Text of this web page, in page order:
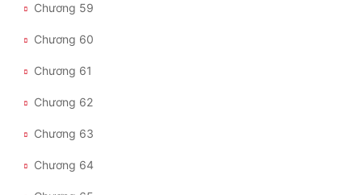
Chương 59
Chương 60
Chương 61
Chương 62
Chương 63
Chương 64